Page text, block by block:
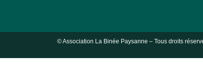
© Association La Binée Paysanne – Tous droits